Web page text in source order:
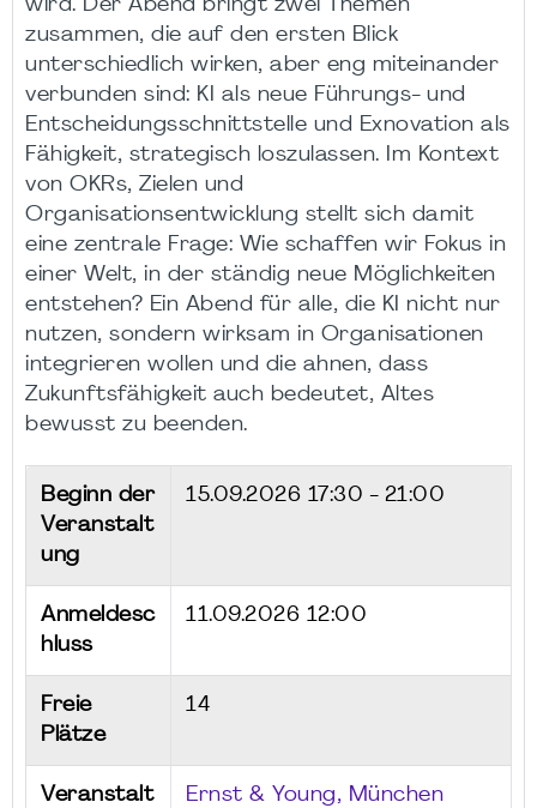
wird. Der Abend bringt zwei Themen
zusammen, die auf den ersten Blick
unterschiedlich wirken, aber eng miteinander
verbunden sind: KI als neue Führungs- und
Entscheidungsschnittstelle und Exnovation als
Fähigkeit, strategisch loszulassen. Im Kontext
von OKRs, Zielen und
Organisationsentwicklung stellt sich damit
eine zentrale Frage: Wie schaffen wir Fokus in
einer Welt, in der ständig neue Möglichkeiten
entstehen? Ein Abend für alle, die KI nicht nur
nutzen, sondern wirksam in Organisationen
integrieren wollen und die ahnen, dass
Zukunftsfähigkeit auch bedeutet, Altes
bewusst zu beenden.
Beginn der
Veranstalt
ung
15.09.2026 17:30 - 21:00
Anmeldesc
hluss
11.09.2026 12:00
Freie
Plätze
14
Veranstalt
Ernst & Young, München